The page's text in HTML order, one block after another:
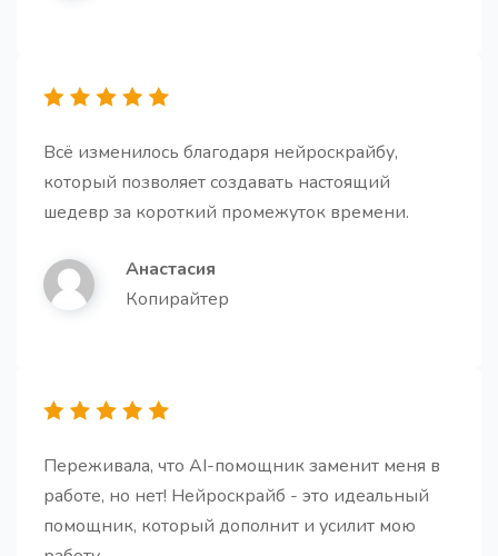
Создайте краткое и лаконичное описание для
вашей компании.
Переводчик
Переведите свой контент на любой язык.
Всё изменилось благодаря нейроскрайбу,
который позволяет создавать настоящий
шедевр за короткий промежуток времени.
Анастасия
Копирайтер
Переживала, что AI-помощник заменит меня в
работе, но нет! Нейроскрайб - это идеальный
помощник, который дополнит и усилит мою